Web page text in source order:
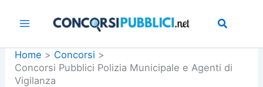
Home
Concorsi
Concorsi Pubblici Polizia Municipale e Agenti di
Vigilanza